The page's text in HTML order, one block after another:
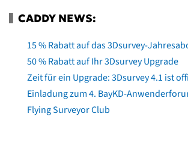
CADDY NEWS:
15 % Rabatt auf das 3Dsurvey-
50 % Rabatt auf Ihr 3Dsurvey Upgrade
Zeit für ein Upgrade: 3Dsurvey 4.1 ist
Einladung zum 4. BayKD-
Flying Surveyor Club